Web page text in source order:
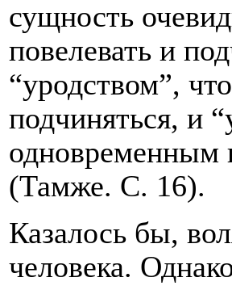
сущность
повелевать и
“уродством”,
подчиняться, и
одновременным
(Тамже. С. 16).
Казалось бы,
человека.